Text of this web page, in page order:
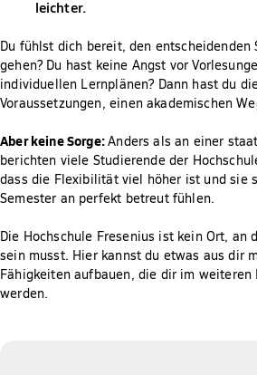
leichter.
Du fühlst dich bereit, den
gehen? Du hast keine Angst vor
individuellen Lernplänen? Dann hast du
Voraussetzungen, einen akademischen
Aber keine Sorge:Anders als an einer
berichten viele Studierende der
dass die Flexibilität viel höher ist und sie
Semester an perfekt betreut fühlen.
Die Hochschule Fresenius ist kein Ort, an
sein musst. Hier kannst du etwas aus dir
Fähigkeiten aufbauen, die dir im weiteren
werden.